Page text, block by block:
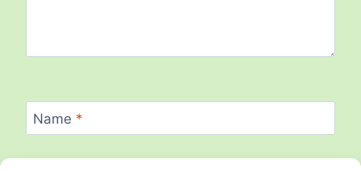
Name *